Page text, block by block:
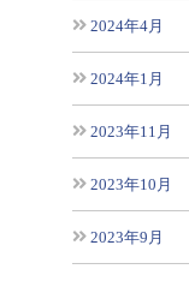
2024年4月
2024年1月
2023年11月
2023年10月
2023年9月